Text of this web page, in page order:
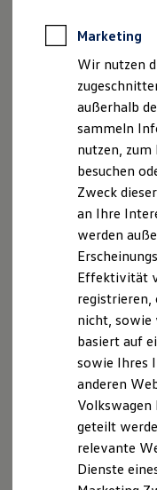
Anpfiff zum
Elektroautos
ID.
Reichweite
Laden
Laden
Laden
Batterie
Kosten und
E-
Software
Die ID.
ID.
Digitale
Probefahrt
Servicetermin
Marketing
Wir nutzen
außerhalb
sammeln
nutzen, zum
besuchen
Zweck
an Ihre
werden
Effektivität
registrieren,
nicht, sowie
basiert auf
sowie Ihres
anderen
Volkswagen
geteilt
relevante
Dienste